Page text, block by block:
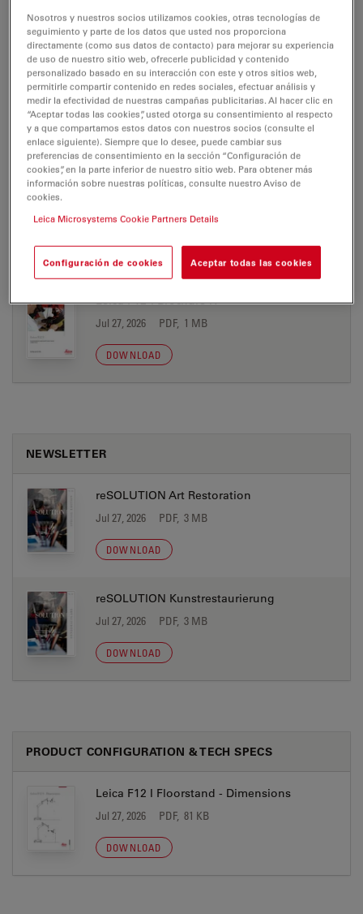
Jul 27, 2026 PDF, 1 MB
DOWNLOAD
Leica F12-I Brochure ES
Jul 27, 2026 PDF, 1 MB
DOWNLOAD
Jul 27, 2026 PDF, 1 MB
Leica F12-I Brochure IT
Jul 27, 2026 PDF, 1 MB
DOWNLOAD
NEWSLETTER
reSOLUTION Art Restoration
Jul 27, 2026 PDF, 3 MB
DOWNLOAD
reSOLUTION Kunstrestaurierung
Jul 27, 2026 PDF, 3 MB
DOWNLOAD
PRODUCT CONFIGURATION & TECH SPECS
Leica F12 I Floorstand - Dimensions
Jul 27, 2026 PDF, 81 KB
DOWNLOAD
Nosotros y nuestros socios utilizamos cookies, otras tecnologías de
seguimiento y parte de los datos que usted nos proporciona
directamente (como sus datos de contacto) para mejorar su experiencia
de uso de nuestro sitio web, ofrecerle publicidad y contenido
personalizado basado en su interacción con este y otros sitios web,
permitirle compartir contenido en redes sociales, efectuar análisis y
medir la efectividad de nuestras campañas publicitarias. Al hacer clic en
“Aceptar todas las cookies”, usted otorga su consentimiento al respecto
y a que compartamos estos datos con nuestros socios (consulte el
enlace siguiente). Siempre que lo desee, puede cambiar sus
preferencias de consentimiento en la sección “Configuración de
cookies”, en la parte inferior de nuestro sitio web. Para obtener más
información sobre nuestras políticas, consulte nuestro Aviso de
cookies.
Leica Microsystems Cookie Partners Details
Configuración de cookies Aceptar todas las cookies